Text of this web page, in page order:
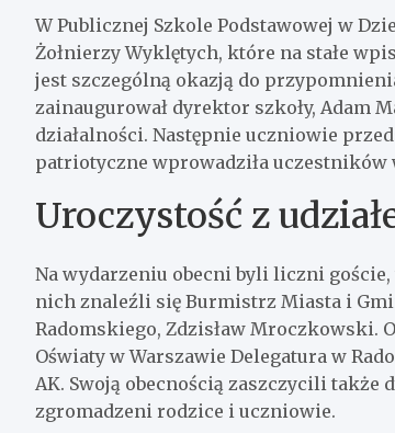
W Publicznej Szkole Podstawowej w
Żołnierzy Wyklętych, które na stałe
jest szczególną okazją do
zainaugurował dyrektor szkoły, Adam
działalności. Następnie uczniowie
patriotyczne wprowadziła uczestników
Uroczystość z
Na wydarzeniu obecni byli liczni
nich znaleźli się Burmistrz Miasta i
Radomskiego, Zdzisław Mroczkowski.
Oświaty w Warszawie Delegatura w
AK. Swoją obecnością zaszczycili
zgromadzeni rodzice i uczniowie.